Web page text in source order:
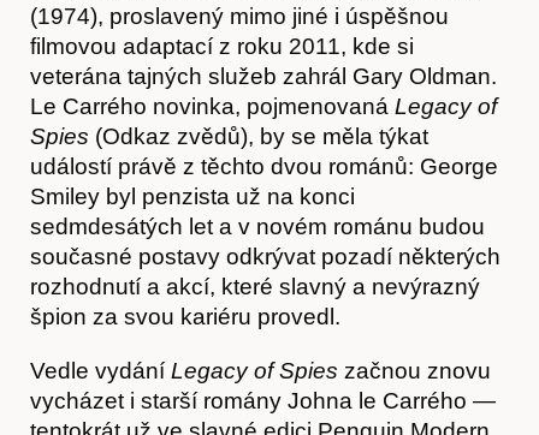
Články
(1974), proslavený mimo jiné i úspěšnou
filmovou adaptací z roku 2011, kde si
veterána tajných služeb zahrál Gary Oldman.
Le Carrého novinka, pojmenovaná Legacy of
Spies (Odkaz zvědů), by se měla týkat
událostí právě z těchto dvou románů: George
Smiley byl penzista už na konci
sedmdesátých let a v novém románu budou
současné postavy odkrývat pozadí některých
rozhodnutí a akcí, které slavný a nevýrazný
špion za svou kariéru provedl.
Vedle vydání Legacy of Spies začnou znovu
vycházet i starší romány Johna le Carrého —